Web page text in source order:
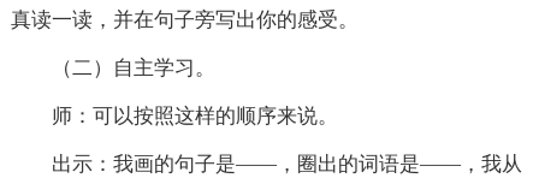
真读一读，并在句子旁写出你的感受。
（二）自主学习。
师：可以按照这样的顺序来说。
出示：我画的句子是——，圈出的词语是——，我从